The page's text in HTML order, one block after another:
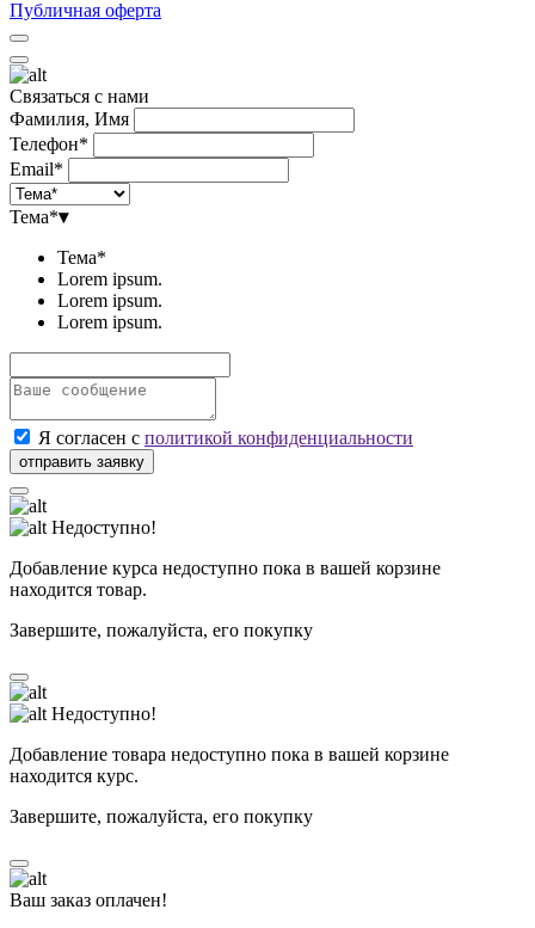
Публичная оферта
Связаться с нами
Фамилия, Имя
Телефон*
Email*
Тема*▾
Тема*
Lorem ipsum.
Lorem ipsum.
Lorem ipsum.
Я согласен с политикой конфиденциальности
Недоступно!
Добавление курса недоступно пока в вашей корзине
находится товар.
Завершите, пожалуйста, его покупку
Недоступно!
Добавление товара недоступно пока в вашей корзине
находится курс.
Завершите, пожалуйста, его покупку
Ваш заказ оплачен!